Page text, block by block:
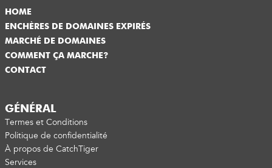
HOME
ENCHÈRES DE DOMAINES EXPIRÉS
MARCHÉ DE DOMAINES
COMMENT ÇA MARCHE?
CONTACT
GÉNÉRAL
Termes et Conditions
Politique de confidentialité
À propos de CatchTiger
Services